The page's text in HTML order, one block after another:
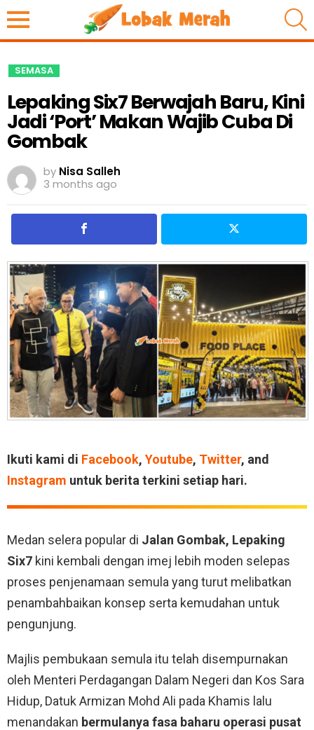
SEMASA
Lepaking Six7 Berwajah Baru, Kini
Jadi ‘Port’ Makan Wajib Cuba Di
Gombak
by Nisa Salleh
3 months ago
Ikuti kami di Facebook, Youtube, Twitter, and
Instagram untuk berita terkini setiap hari.
Medan selera popular di Jalan Gombak, Lepaking
Six7 kini kembali dengan imej lebih moden selepas
proses penjenamaan semula yang turut melibatkan
penambahbaikan konsep serta kemudahan untuk
pengunjung.
Majlis pembukaan semula itu telah disempurnakan
oleh Menteri Perdagangan Dalam Negeri dan Kos Sara
Hidup, Datuk Armizan Mohd Ali pada Khamis lalu
menandakan bermulanya fasa baharu operasi pusat